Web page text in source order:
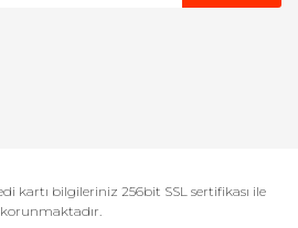
kartı bilgileriniz 256bit SSL sertifikası ile
korunmaktadır.